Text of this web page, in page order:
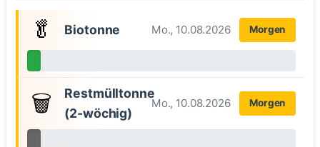
🥬 Biotonne Mo., 10.08.2026 Morgen
🗑️
Restmülltonne
(2-wöchig)
Mo., 10.08.2026 Morgen